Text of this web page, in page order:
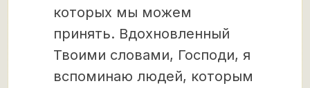
которых мы можем
принять. Вдохновленный
Твоими словами, Господи, я
вспоминаю людей, которым